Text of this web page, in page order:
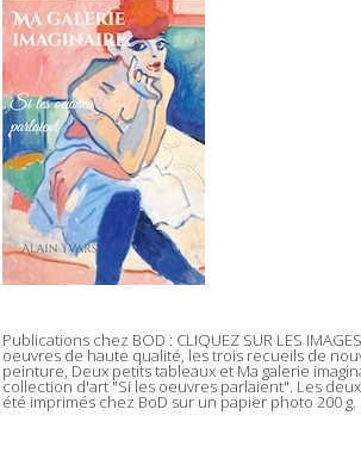
Publications chez BOD : CLIQUEZ SUR LES
oeuvres de haute qualité, les trois recueils de
peinture, Deux petits tableaux et Ma galerie
collection d'art "Si les oeuvres parlaient". Les
été imprimés chez BoD sur un papier photo 200 g.